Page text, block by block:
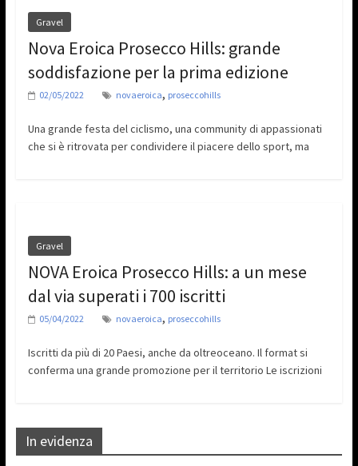
Gravel
Nova Eroica Prosecco Hills: grande
soddisfazione per la prima edizione
02/05/2022 novaeroica, proseccohills
Una grande festa del ciclismo, una community di appassionati
che si è ritrovata per condividere il piacere dello sport, ma
Gravel
NOVA Eroica Prosecco Hills: a un mese
dal via superati i 700 iscritti
05/04/2022 novaeroica, proseccohills
Iscritti da più di 20 Paesi, anche da oltreoceano. Il format si
conferma una grande promozione per il territorio Le iscrizioni
In evidenza